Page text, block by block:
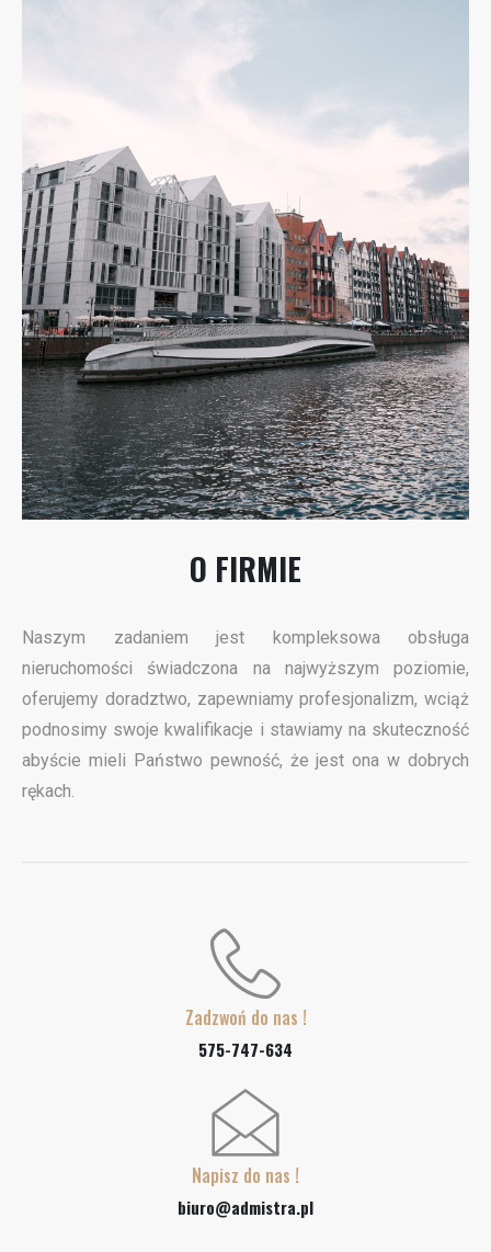
O FIRMIE
Naszym zadaniem jest kompleksowa obsługa
nieruchomości świadczona na najwyższym poziomie,
oferujemy doradztwo, zapewniamy profesjonalizm, wciąż
podnosimy swoje kwalifikacje i stawiamy na skuteczność
abyście mieli Państwo pewność, że jest ona w dobrych
rękach.
Zadzwoń do nas !
575-747-634
Napisz do nas !
biuro@admistra.pl